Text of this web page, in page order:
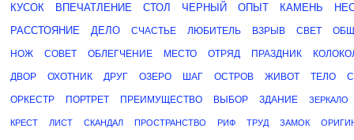
КУСОК ВПЕЧАТЛЕНИЕ СТОЛ ЧЕРНЫЙ ОПЫТ КАМЕНЬ
РАССТОЯНИЕ
ДЕЛО СЧАСТЬЕ ЛЮБИТЕЛЬ ВЗРЫВ СВЕТ
НОЖ СОВЕТ ОБЛЕГЧЕНИЕ МЕСТО ОТРЯД ПРАЗДНИК
ДВОР ОХОТНИК ДРУГ ОЗЕРО ШАГ ОСТРОВ ЖИВОТ ТЕЛО
ОРКЕСТР ПОРТРЕТ ПРЕИМУЩЕСТВО ВЫБОР ЗДАНИЕ ЗЕРКАЛО
КРЕСТ ЛИСТ СКАНДАЛ ПРОСТРАНСТВО РИФ ТРУД ЗАМОК